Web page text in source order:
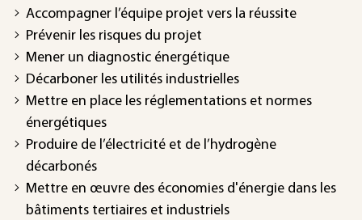
Accompagner l’équipe projet vers la réussite
Prévenir les risques du projet
Mener un diagnostic énergétique
Décarboner les utilités industrielles
Mettre en place les réglementations et normes
énergétiques
Produire de l’électricité et de l’hydrogène
décarbonés
Mettre en œuvre des économies d'énergie dans les
bâtiments tertiaires et industriels